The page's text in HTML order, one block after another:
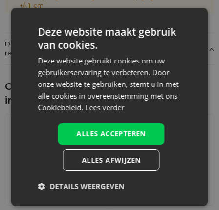
+/- 1 cm
Details over de conformiteit van het product met de
regelgeving: Productverantwoordelijkheid
Ontdek wat je nog meer zou kunnen
interesseren
Adventskalenders
Deze website maakt gebruik
van cookies.
Deze website gebruikt cookies om uw
gebruikerservaring te verbeteren. Door
onze website te gebruiken, stemt u in met
alle cookies in overeenstemming met ons
Cookiebeleid. Lees verder
ALLES ACCEPTEREN
ALLES AFWIJZEN
DETAILS WEERGEVEN